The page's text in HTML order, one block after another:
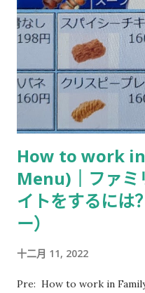
How to work
Menu)｜ファミ
イトをするには
ー）
十二月 11, 2022
Pre: How to work in